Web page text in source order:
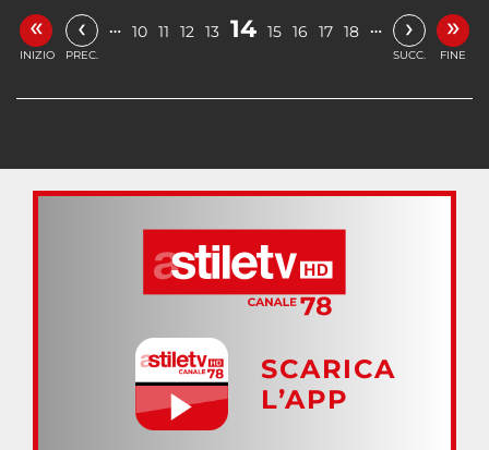
«
INIZIO
‹
PREC.
… 10 11 12 13 14 15 16 17 18 … ›
SUCC.
»
FINE
SCARICA
L’APP